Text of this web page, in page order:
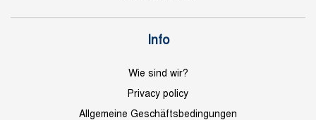
Info
Wie sind wir?
Privacy policy
Allgemeine Geschäftsbedingungen